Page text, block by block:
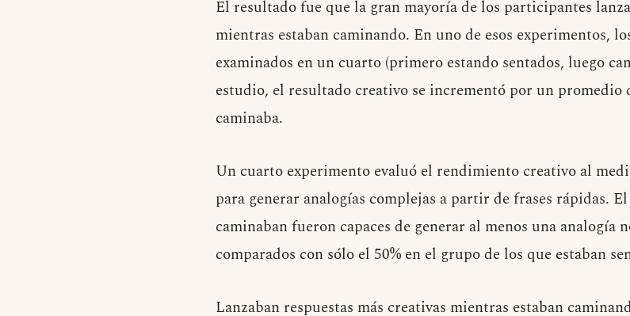
El resultado fue que la gran mayoría de los participantes
mientras estaban caminando. En uno de esos experimentos,
examinados en un cuarto (primero estando sentados, luego
estudio, el resultado creativo se incrementó por un promedio
caminaba.
Un cuarto experimento evaluó el rendimiento creativo al
para generar analogías complejas a partir de frases rápidas.
caminaban fueron capaces de generar al menos una analogía
comparados con sólo el 50% en el grupo de los que estaban
Lanzaban respuestas más creativas mientras estaban